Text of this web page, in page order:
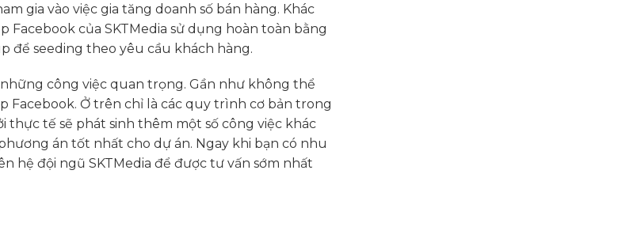
gia vào việc gia tăng doanh số bán hàng. Khác
Facebook của SKTMedia sử dụng hoàn toàn bằng
để seeding theo yêu cầu khách hàng.
công việc quan trọng. Gần như không thể
Facebook. Ở trên chỉ là các quy trình cơ bản trong
thực tế sẽ phát sinh thêm một số công việc khác
án tốt nhất cho dự án. Ngay khi bạn có nhu
hệ đội ngũ SKTMedia để được tư vấn sớm nhất